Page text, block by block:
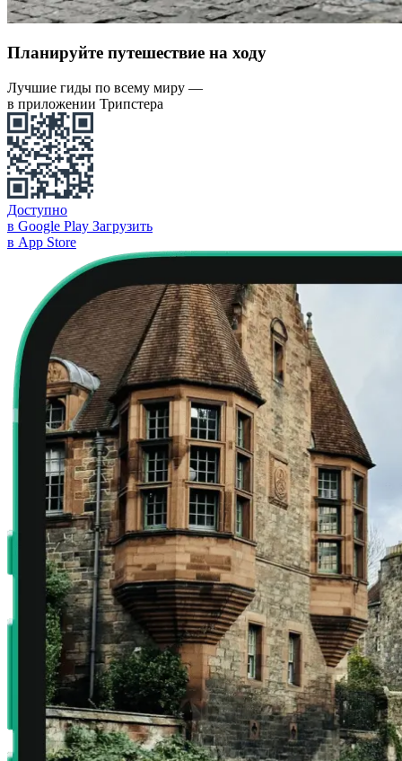
Планируйте путешествие на ходу
Лучшие гиды по всему миру —
в приложении Трипстера
Доступно
в Google Play Загрузить
в App Store